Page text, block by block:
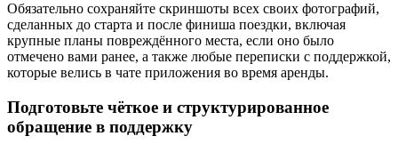
Обязательно сохраняйте скриншоты всех своих фотографий,
сделанных до старта и после финиша поездки, включая
крупные планы повреждённого места, если оно было
отмечено вами ранее, а также любые переписки с поддержкой,
которые велись в чате приложения во время аренды.
Подготовьте чёткое и структурированное
обращение в поддержку